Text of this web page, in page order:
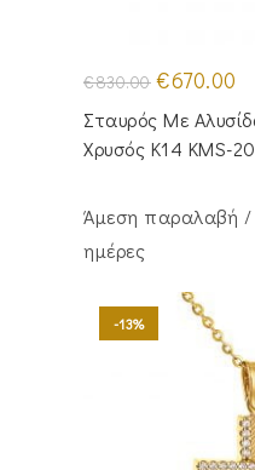
€830.00 Original
price
was:
€830.00.
€670.00
Σταυρός Με
Χρυσός Κ14 KMS-
Άμεση παραλαβή
ημέρες
-13%